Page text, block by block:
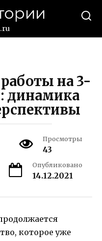
на 3-
динамика
Просмотры
43
Опубликовано
14.12.2021
которое уже